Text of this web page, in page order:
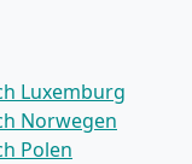
Luxemburg
Norwegen
Polen